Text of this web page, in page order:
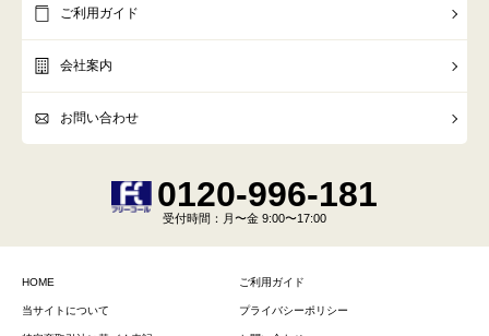
ご利用ガイド
会社案内
お問い合わせ
0120-996-181
受付時間 ：月〜金 9:00〜17:00
HOME ご利用ガイド
当サイトについて プライバシーポリシー